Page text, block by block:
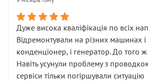
Дуже висока кваліфікація по всіх
Відремонтували на різних машинах і
конденціонер, і генератор. До того
Навіть усунули проблему з
сервіси тільки погіршували ситуацію